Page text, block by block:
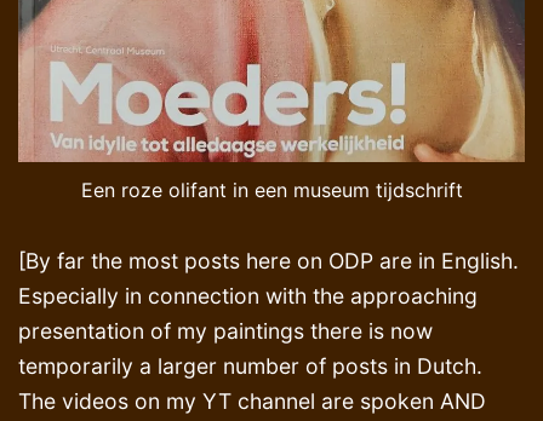
Een roze olifant in een museum tijdschrift
[By far the most posts here on ODP are in English.
Especially in connection with the approaching
presentation of my paintings there is now
temporarily a larger number of posts in Dutch.
The videos on my YT channel are spoken AND